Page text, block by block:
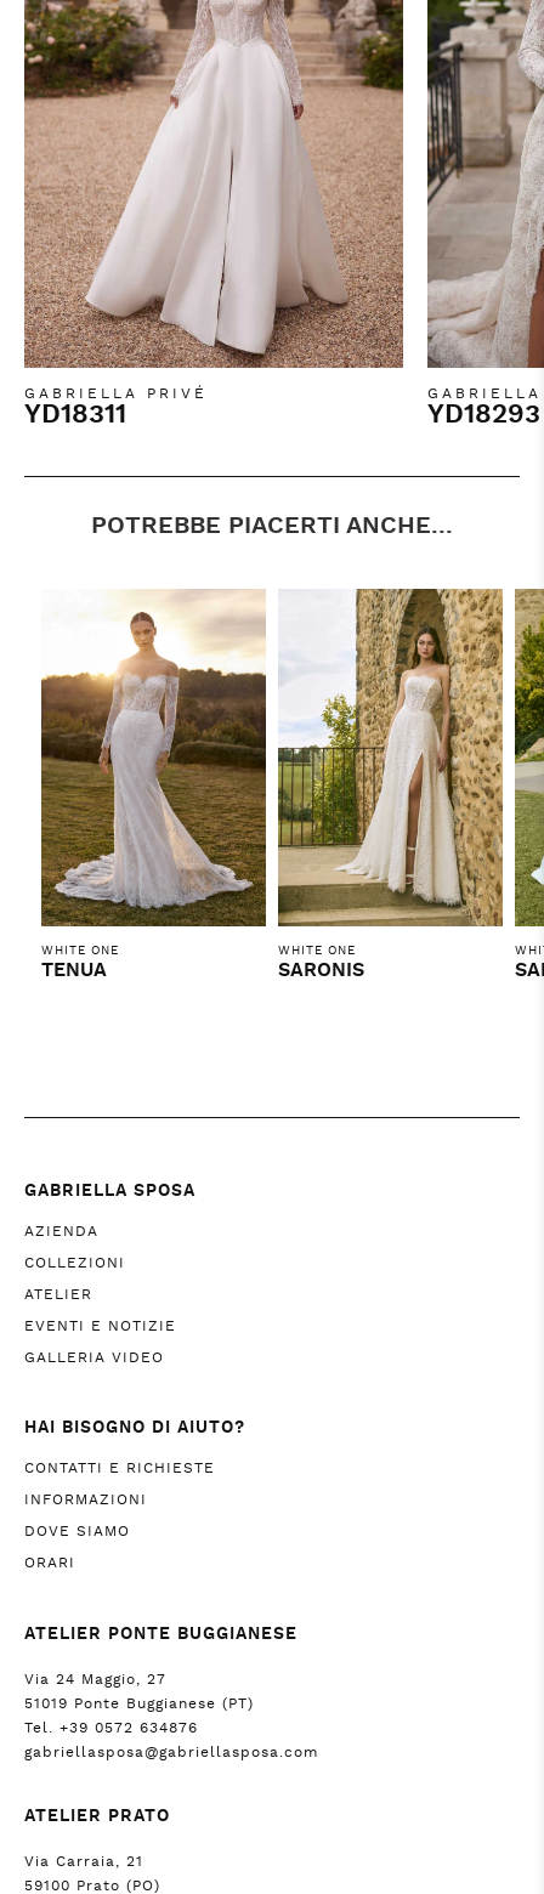
GABRIELLA PRIVÉ
YD18311 YD18293
POTREBBE PIACERTI ANCHE...
WHITE ONE
TENUA
WHITE ONE
SARONIS
GABRIELLA SPOSA
AZIENDA
COLLEZIONI
ATELIER
EVENTI E NOTIZIE
GALLERIA VIDEO
HAI BISOGNO DI AIUTO?
CONTATTI E RICHIESTE
INFORMAZIONI
DOVE SIAMO
ORARI
ATELIER PONTE BUGGIANESE
Via 24 Maggio, 27
51019 Ponte Buggianese (PT)
Tel. +39 0572 634876
gabriellasposa@gabriellasposa.com
ATELIER PRATO
Via Carraia, 21
59100 Prato (PO)